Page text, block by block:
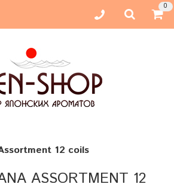
0
12 coils
ASSORTMENT 12